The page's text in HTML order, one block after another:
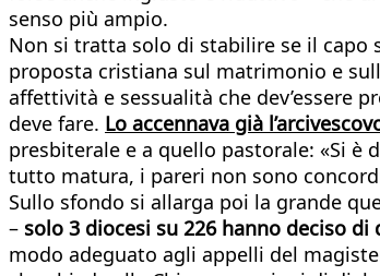
senso più ampio.
Non si tratta solo di stabilire se il capo
proposta cristiana sul matrimonio e
affettività e sessualità che dev’essere
deve fare. Lo accennava già
presbiterale e a quello pastorale: «Si è
tutto matura, i pareri non sono
Sullo sfondo si allarga poi la grande
– solo 3 diocesi su 226 hanno deciso
modo adeguato agli appelli del